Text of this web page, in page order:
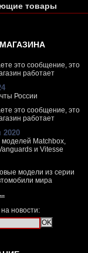
товары
это сообщение, это
работает
России
это сообщение, это
работает
2020
моделей Matchbox,
и Vitesse
модели из серии
мира
новости: